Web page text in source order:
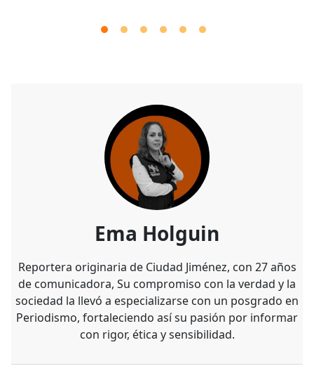
Ema Holguin
Reportera originaria de Ciudad Jiménez, con 27 años
de comunicadora, Su compromiso con la verdad y la
sociedad la llevó a especializarse con un posgrado en
Periodismo, fortaleciendo así su pasión por informar
con rigor, ética y sensibilidad.